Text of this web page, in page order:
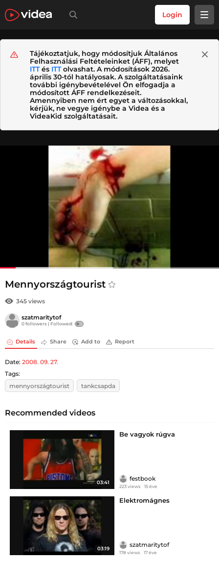
Login
Tájékoztatjuk, hogy módosítjuk Általános
Felhasználási Feltételeinket (ÁFF), melyet
ITTés ITTolvashat. A módosítások 2026.
április 30-tól hatályosak. A szolgáltatásaink
további igénybevételével Ön elfogadja a
módosított ÁFF rendelkezéseit.
Amennyiben nem ért egyet a változásokkal,
kérjük, ne vegye igénybe a Videa és a
VideaKid szolgáltatásait.
Mennyországtourist
345 views
szatmaritytof
0 followers | Followed:
Details Share Add to Report
Date: 2008. 09. 27.
Tags:
mennyországtourist
tankcsapda
Recommended videos
03:41
Be vagyok rúgva
festbook
223 views 15 éve
03:19
Elektromágnes
szatmaritytof
178 views 17 éve